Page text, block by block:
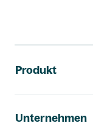
Produkt
Unternehmen